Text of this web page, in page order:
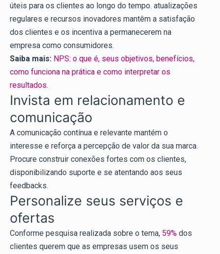
úteis para os clientes ao longo do tempo. atualizações
regulares e recursos inovadores mantêm a satisfação
dos clientes e os incentiva a permanecerem na
empresa como consumidores.
Saiba mais: NPS: o que é, seus objetivos, benefícios,
como funciona na prática e como interpretar os
resultados.
Invista em relacionamento e
comunicação
A comunicação contínua e relevante mantém o
interesse e reforça a percepção de valor da sua marca.
Procure construir conexões fortes com os clientes,
disponibilizando suporte e se atentando aos seus
feedbacks.
Personalize seus serviços e
ofertas
Conforme pesquisa realizada sobre o tema, 59% dos
clientes querem que as empresas usem os seus